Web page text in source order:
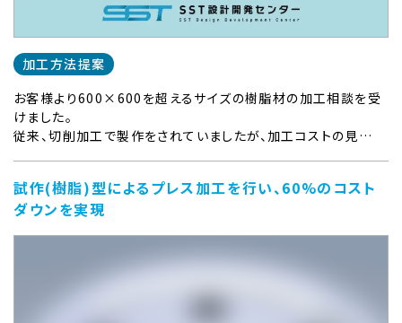
加工方法提案
お客様より600×600を超えるサイズの樹脂材の加工相談を受
けました。
従来、切削加工で製作をされていましたが、加工コストの見…
試作(樹脂)型によるプレス加工を行い、60%のコスト
ダウンを実現